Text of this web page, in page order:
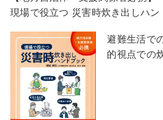
現場で役立つ 災害時炊き出しハン
避難生活で
的視点での